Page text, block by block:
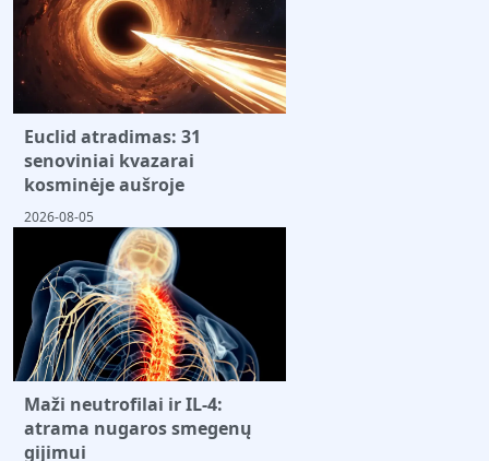
Euclid atradimas: 31
senoviniai kvazarai
kosminėje aušroje
2026-08-05
Maži neutrofilai ir IL-4:
atrama nugaros smegenų
gijimui